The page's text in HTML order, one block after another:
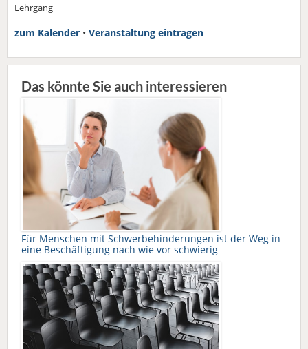
Lehrgang
zum Kalender • Veranstaltung eintragen
Das könnte Sie auch interessieren
Für Menschen mit Schwerbehinderungen ist der Weg in
eine Beschäftigung nach wie vor schwierig